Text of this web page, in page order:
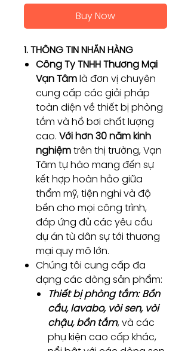
Buy Now
1. THÔNG TIN NHÃN HÀNG
Công Ty TNHH Thương Mại
Vạn Tâmlà đơn vị chuyên
cung cấp các giải pháp
toàn diện về thiết bị phòng
tắm và hồ bơi chất lượng
cao. Với hơn 30 năm kinh
nghiệmtrên thị trường, Vạn
Tâm tự hào mang đến sự
kết hợp hoàn hảo giữa
thẩm mỹ, tiện nghi và độ
bền cho mọi công trình,
đáp ứng đủ các yêu cầu
dự án từ dân sự tới thương
mại quy mô lớn.
Chúng tôi cung cấp đa
dạng các dòng sản phẩm:
Thiết bị phòng tắm: Bồn
cầu, lavabo, vòi sen, vòi
chậu, bồn tắm, và các
phụ kiện cao cấp khác,